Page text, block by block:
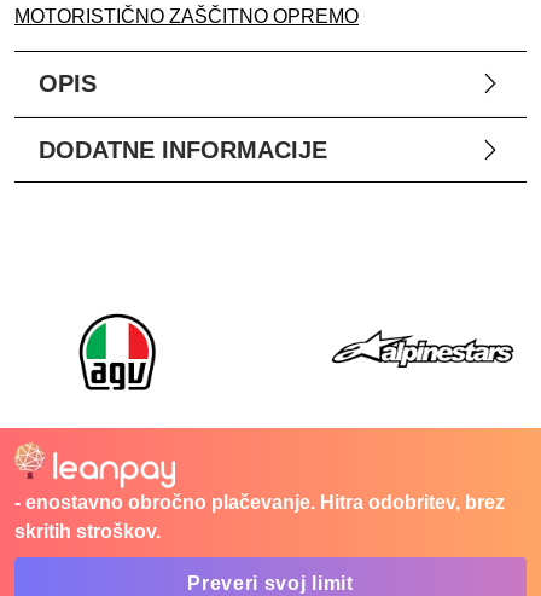
MOTORISTIČNO ZAŠČITNO OPREMO
OPIS
DODATNE INFORMACIJE
- enostavno obročno plačevanje. Hitra odobritev, brez
skritih stroškov.
Preveri svoj limit